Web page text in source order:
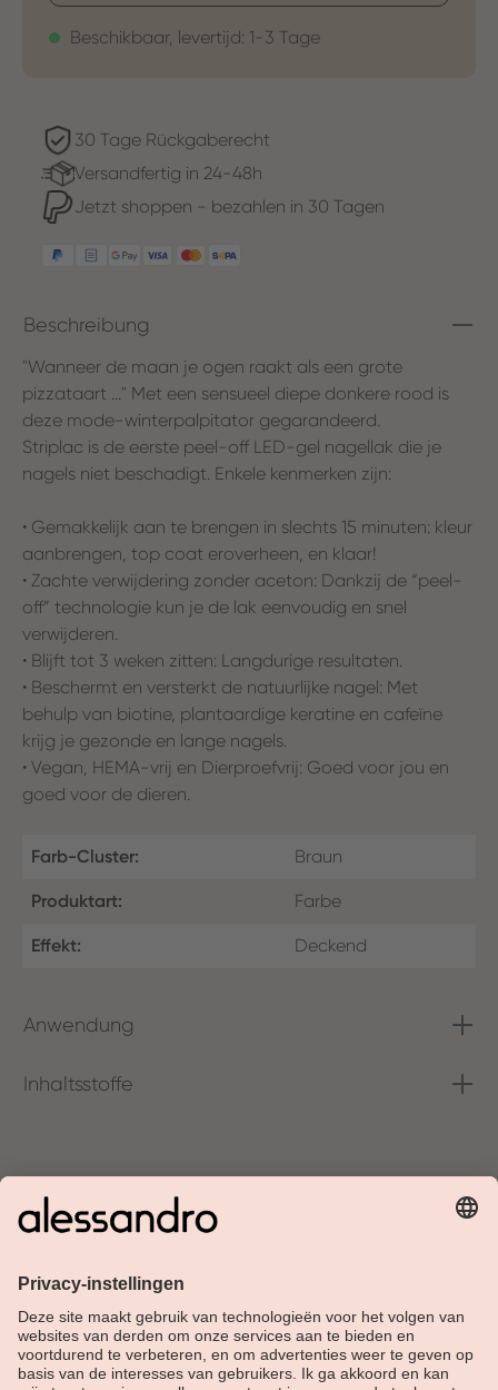
Beschikbaar, levertijd: 1-3 Tage
30 Tage Rückgaberecht
Versandfertig in 24-48h
Jetzt shoppen - bezahlen in 30 Tagen
Beschreibung
"Wanneer de maan je ogen raakt als een grote
pizzataart ..." Met een sensueel diepe donkere rood is
deze mode-winterpalpitator gegarandeerd.
Striplac is de eerste peel-off LED-gel nagellak die je
nagels niet beschadigt. Enkele kenmerken zijn:
• Gemakkelijk aan te brengen in slechts 15 minuten: kleur
aanbrengen, top coat eroverheen, en klaar!
• Zachte verwijdering zonder aceton: Dankzij de “peel-
off” technologie kun je de lak eenvoudig en snel
verwijderen.
• Blijft tot 3 weken zitten: Langdurige resultaten.
• Beschermt en versterkt de natuurlijke nagel: Met
behulp van biotine, plantaardige keratine en cafeïne
krijg je gezonde en lange nagels.
• Vegan, HEMA-vrij en Dierproefvrij: Goed voor jou en
goed voor de dieren.
Farb-Cluster: Braun
Produktart: Farbe
Effekt: Deckend
Anwendung
Inhaltsstoffe
Over Alessandro
Shop